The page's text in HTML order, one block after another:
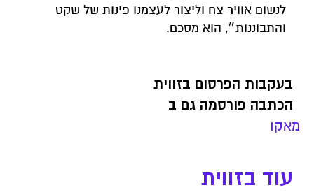
לנשום אוויר צח וליצור לעצמנו פינות של שקט
והתבוננות״, הוא מסכם.
בעקבות הפרסום בזווית
הכתבה פורסמה גם ב
מאקו
עוד בזווית